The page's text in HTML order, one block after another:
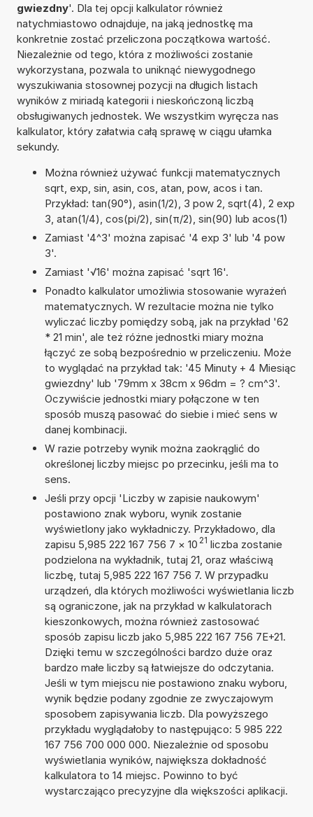
gwiezdny'. Dla tej opcji kalkulator również
natychmiastowo odnajduje, na jaką jednostkę ma
konkretnie zostać przeliczona początkowa wartość.
Niezależnie od tego, która z możliwości zostanie
wykorzystana, pozwala to uniknąć niewygodnego
wyszukiwania stosownej pozycji na długich listach
wyników z miriadą kategorii i nieskończoną liczbą
obsługiwanych jednostek. We wszystkim wyręcza nas
kalkulator, który załatwia całą sprawę w ciągu ułamka
sekundy.
Można również używać funkcji matematycznych
sqrt, exp, sin, asin, cos, atan, pow, acos i tan.
Przykład: tan(90°), asin(1/2), 3 pow 2, sqrt(4), 2 exp
3, atan(1/4), cos(pi/2), sin(π/2), sin(90) lub acos(1)
Zamiast '4^3' można zapisać '4 exp 3' lub '4 pow
3'.
Zamiast '√16' można zapisać 'sqrt 16'.
Ponadto kalkulator umożliwia stosowanie wyrażeń
matematycznych. W rezultacie można nie tylko
wyliczać liczby pomiędzy sobą, jak na przykład '62
* 21 min', ale też różne jednostki miary można
łączyć ze sobą bezpośrednio w przeliczeniu. Może
to wyglądać na przykład tak: '45 Minuty + 4 Miesiąc
gwiezdny' lub '79mm x 38cm x 96dm = ? cm^3'.
Oczywiście jednostki miary połączone w ten
sposób muszą pasować do siebie i mieć sens w
danej kombinacji.
W razie potrzeby wynik można zaokrąglić do
określonej liczby miejsc po przecinku, jeśli ma to
sens.
Jeśli przy opcji 'Liczby w zapisie naukowym'
postawiono znak wyboru, wynik zostanie
wyświetlony jako wykładniczy. Przykładowo, dla
zapisu 5,985 222 167 756 7 × 10 21 liczba zostanie
podzielona na wykładnik, tutaj 21, oraz właściwą
liczbę, tutaj 5,985 222 167 756 7. W przypadku
urządzeń, dla których możliwości wyświetlania liczb
są ograniczone, jak na przykład w kalkulatorach
kieszonkowych, można również zastosować
sposób zapisu liczb jako 5,985 222 167 756 7E+21.
Dzięki temu w szczególności bardzo duże oraz
bardzo małe liczby są łatwiejsze do odczytania.
Jeśli w tym miejscu nie postawiono znaku wyboru,
wynik będzie podany zgodnie ze zwyczajowym
sposobem zapisywania liczb. Dla powyższego
przykładu wyglądałoby to następująco: 5 985 222
167 756 700 000 000. Niezależnie od sposobu
wyświetlania wyników, największa dokładność
kalkulatora to 14 miejsc. Powinno to być
wystarczająco precyzyjne dla większości aplikacji.